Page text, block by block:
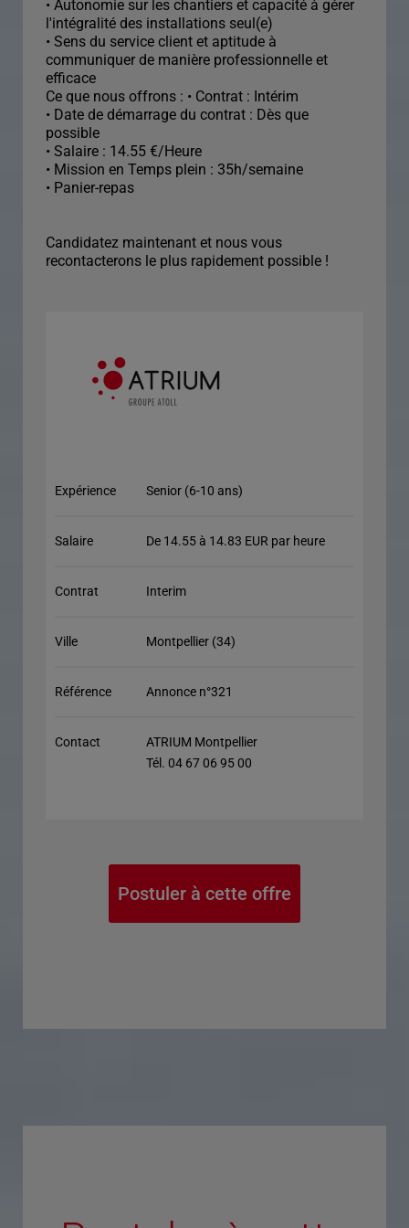
• Autonomie sur les chantiers et capacité à gérer
l'intégralité des installations seul(e)
• Sens du service client et aptitude à
communiquer de manière professionnelle et
efficace
Ce que nous offrons : • Contrat : Intérim
• Date de démarrage du contrat : Dès que
possible
• Salaire : 14.55 €/Heure
• Mission en Temps plein : 35h/semaine
• Panier-repas
Candidatez maintenant et nous vous
recontacterons le plus rapidement possible !
Expérience Senior (6-10 ans)
Salaire De 14.55 à 14.83 EUR par heure
Contrat Interim
Ville Montpellier (34)
Référence Annonce n°321
Contact
ATRIUM Montpellier
Tél. 04 67 06 95 00
Postuler à cette offre